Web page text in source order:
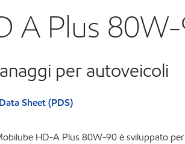
A Plus
per autoveicoli
Sheet (PDS)
HD-A Plus 80W-90 è sviluppato